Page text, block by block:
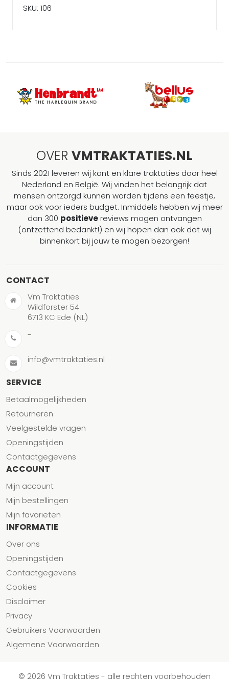
SKU: 106
OVER VMTRAKTATIES.NL
Sinds 2021 leveren wij kant en klare traktaties door heel
Nederland en België. Wij vinden het belangrijk dat
mensen ontzorgd kunnen worden tijdens een feestje,
maar ook voor ieders budget. Inmiddels hebben wij meer
dan 300 positievereviews mogen ontvangen
(ontzettend bedankt!) en wij hopen dan ook dat wij
binnenkort bij jouw te mogen bezorgen!
CONTACT
Vm Traktaties
Wildforster 54
6713 KC Ede (NL)
-
info@vmtraktaties.nl
SERVICE
Betaalmogelijkheden
Retourneren
Veelgestelde vragen
Openingstijden
Contactgegevens
ACCOUNT
Mijn account
Mijn bestellingen
Mijn favorieten
INFORMATIE
Over ons
Openingstijden
Contactgegevens
Cookies
Disclaimer
Privacy
Gebruikers Voorwaarden
Algemene Voorwaarden
© 2026 Vm Traktaties - alle rechten voorbehouden